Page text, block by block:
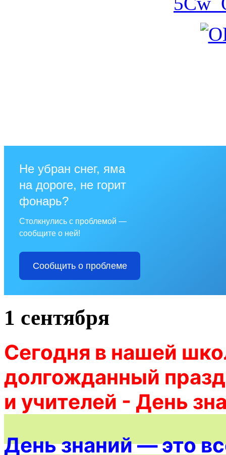
Не убран снег, яма
на дороге, не горит
фонарь?
Столкнулись с проблемой —
сообщите о ней!
Сообщить о проблеме
1 сентября
Сегодня в нашей
долгожданный
и учителей - День
День знаний — это